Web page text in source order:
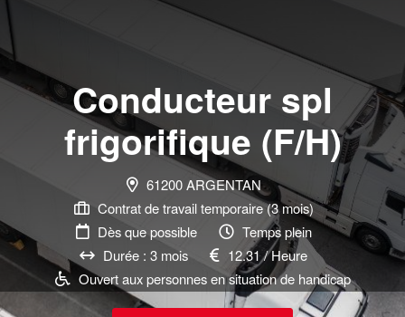
Conducteur spl
frigorifique (F/H)
61200 ARGENTAN
Contrat de travail temporaire (3 mois)
Dès que possible
Temps plein
Durée : 3 mois
12.31 / Heure
Ouvert aux personnes en situation de handicap